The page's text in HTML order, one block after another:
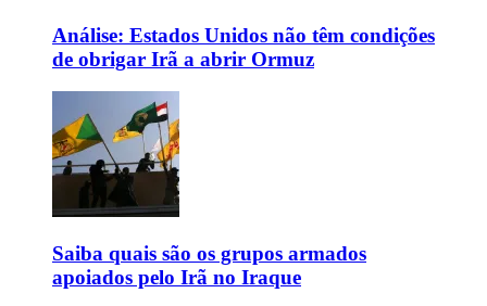
Análise: Estados Unidos não têm condições
de obrigar Irã a abrir Ormuz
Saiba quais são os grupos armados
apoiados pelo Irã no Iraque